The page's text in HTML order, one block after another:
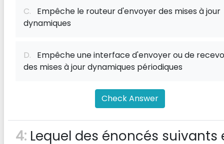
C. Empêche le routeur d'envoyer des mises à jour
dynamiques
D. Empêche une interface d'envoyer ou de
des mises à jour dynamiques périodiques
Check Answer
4: Lequel des énoncés suivants